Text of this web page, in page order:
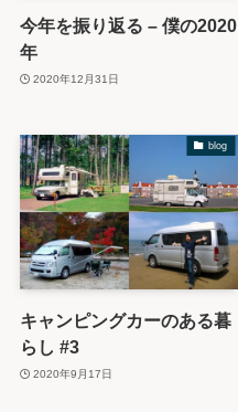
今年を振り返る – 僕の2020
年
2020年12月31日
blog
キャンピングカーのある暮
らし #3
2020年9月17日